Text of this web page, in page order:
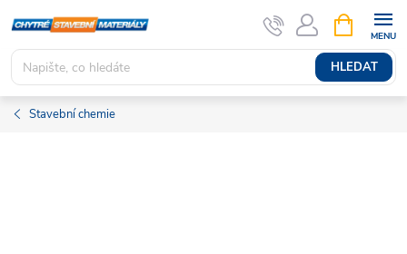
na
obsah
HLEDAT
NÁKUPNÍ
KOŠÍK
Stavební chemie